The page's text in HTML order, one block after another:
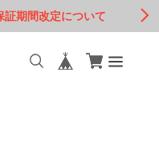
証期間改定について